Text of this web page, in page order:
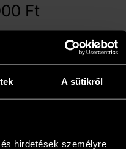
A sütikről
hirdetések személyre
Ft